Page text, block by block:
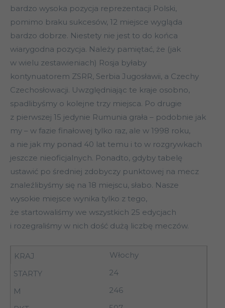
bardzo wysoka pozycja reprezentacji Polski,
pomimo braku sukcesów, 12 miejsce wygląda
bardzo dobrze. Niestety nie jest to do końca
wiarygodna pozycja. Należy pamiętać, że (jak
w wielu zestawieniach) Rosja byłaby
kontynuatorem ZSRR, Serbia Jugosławii, a Czechy
Czechosłowacji. Uwzględniając te kraje osobno,
spadlibyśmy o kolejne trzy miejsca. Po drugie
z pierwszej 15 jedynie Rumunia grała – podobnie jak
my – w fazie finałowej tylko raz, ale w 1998 roku,
a nie jak my ponad 40 lat temu i to w rozgrywkach
jeszcze nieoficjalnych. Ponadto, gdyby tabelę
ustawić po średniej zdobyczy punktowej na mecz
znaleźlibyśmy się na 18 miejscu, słabo. Nasze
wysokie miejsce wynika tylko z tego,
że startowaliśmy we wszystkich 25 edycjach
i rozegraliśmy w nich dość dużą liczbę meczów.
Włochy
24
246